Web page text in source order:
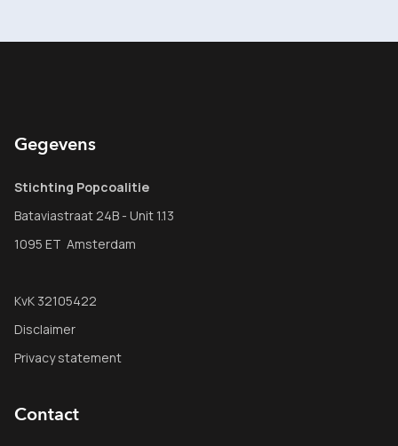
Gegevens
Stichting Popcoalitie
Bataviastraat 24B - Unit 1.13
1095 ET Amsterdam
KvK 32105422
Disclaimer
Privacy statement
Contact